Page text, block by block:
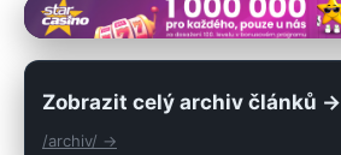
Zobrazit celý archiv článků →
/archiv/ →